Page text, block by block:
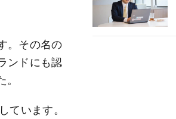
。その名の
ンドにも認
ています。